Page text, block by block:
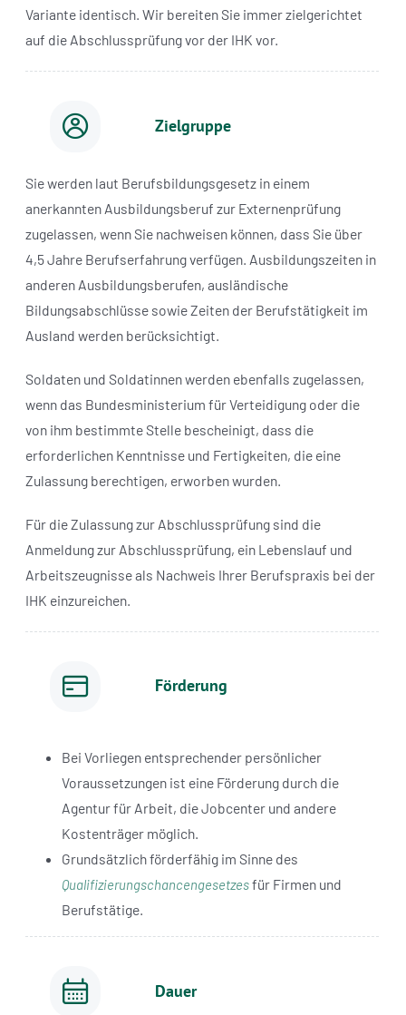
Variante identisch. Wir bereiten Sie immer zielgerichtet
auf die Abschlussprüfung vor der IHK vor.
Zielgruppe
Sie werden laut Berufsbildungsgesetz in einem
anerkannten Ausbildungsberuf zur Externenprüfung
zugelassen, wenn Sie nachweisen können, dass Sie über
4,5 Jahre Berufserfahrung verfügen. Ausbildungszeiten in
anderen Ausbildungsberufen, ausländische
Bildungsabschlüsse sowie Zeiten der Berufstätigkeit im
Ausland werden berücksichtigt.
Soldaten und Soldatinnen werden ebenfalls zugelassen,
wenn das Bundesministerium für Verteidigung oder die
von ihm bestimmte Stelle bescheinigt, dass die
erforderlichen Kenntnisse und Fertigkeiten, die eine
Zulassung berechtigen, erworben wurden.
Für die Zulassung zur Abschlussprüfung sind die
Anmeldung zur Abschlussprüfung, ein Lebenslauf und
Arbeitszeugnisse als Nachweis Ihrer Berufspraxis bei der
IHK einzureichen.
Förderung
Bei Vorliegen entsprechender persönlicher
Voraussetzungen ist eine Förderung durch die
Agentur für Arbeit, die Jobcenter und andere
Kostenträger möglich.
Grundsätzlich förderfähig im Sinne des
Qualifizierungschancengesetzesfür Firmen und
Berufstätige.
Dauer